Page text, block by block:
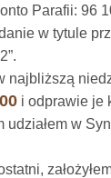
Parafii: 96
w tytule
najbliższą
i odprawie je
udziałem w